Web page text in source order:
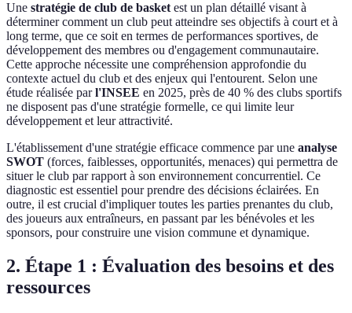
Une stratégie de club de basketest un plan détaillé visant à
déterminer comment un club peut atteindre ses objectifs à court et à
long terme, que ce soit en termes de performances sportives, de
développement des membres ou d'engagement communautaire.
Cette approche nécessite une compréhension approfondie du
contexte actuel du club et des enjeux qui l'entourent. Selon une
étude réalisée parl'INSEE en 2025, près de 40 % des clubs sportifs
ne disposent pas d'une stratégie formelle, ce qui limite leur
développement et leur attractivité.
L'établissement d'une stratégie efficace commence par une analyse
SWOT (forces, faiblesses, opportunités, menaces) qui permettra de
situer le club par rapport à son environnement concurrentiel. Ce
diagnostic est essentiel pour prendre des décisions éclairées. En
outre, il est crucial d'impliquer toutes les parties prenantes du club,
des joueurs aux entraîneurs, en passant par les bénévoles et les
sponsors, pour construire une vision commune et dynamique.
2. Étape 1 : Évaluation des besoins et des
ressources